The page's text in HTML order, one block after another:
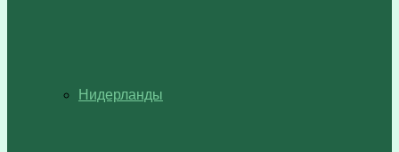
Нидерланды